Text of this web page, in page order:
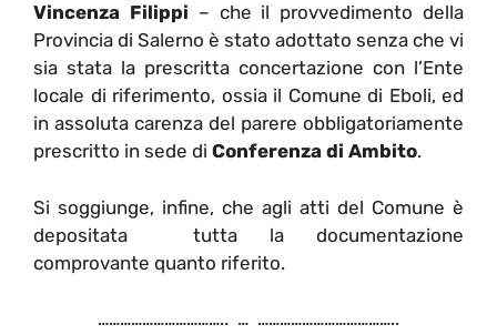
Vincenza Filippi – che il provvedimento della
Provincia di Salerno è stato adottato senza che vi
sia stata la prescritta concertazione con l’Ente
locale di riferimento, ossia il Comune di Eboli, ed
in assoluta carenza del parere obbligatoriamente
prescritto in sede di Conferenza di Ambito.
Si soggiunge, infine, che agli atti del Comune è
depositata tutta la documentazione
comprovante quanto riferito.
…………………………….. … ………………………………..